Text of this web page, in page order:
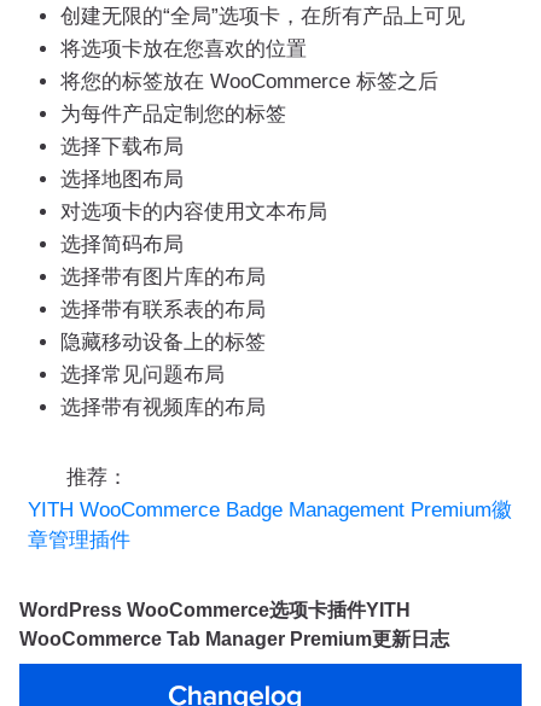
创建无限的“全局”选项卡，在所有产品上可见
将选项卡放在您喜欢的位置
将您的标签放在 WooCommerce 标签之后
为每件产品定制您的标签
选择下载布局
选择地图布局
对选项卡的内容使用文本布局
选择简码布局
选择带有图片库的布局
选择带有联系表的布局
隐藏移动设备上的标签
选择常见问题布局
选择带有视频库的布局
推荐：
YITH WooCommerce Badge Management Premium徽
章管理插件
WordPress WooCommerce选项卡插件YITH
WooCommerce Tab Manager Premium更新日志